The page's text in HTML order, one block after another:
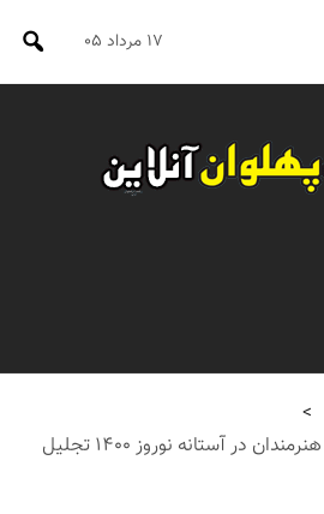
۱۷ مرداد ۰۵
>
توسط علی اصغر قیصری از هنرمندان در آستانه نوروز ۱۴۰۰ تجلیل